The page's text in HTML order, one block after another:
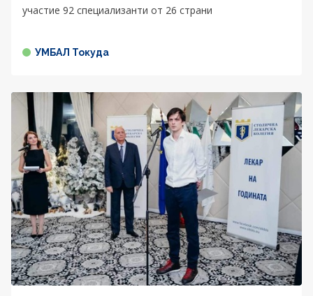
участие 92 специализанти от 26 страни
УМБАЛ Токуда